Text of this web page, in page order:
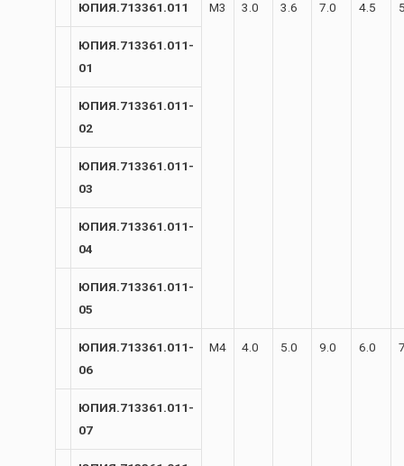
ЮПИЯ.713361.011 М3 3.0 3.6 7.0 4.5
ЮПИЯ.713361.011-
01
ЮПИЯ.713361.011-
02
ЮПИЯ.713361.011-
03
ЮПИЯ.713361.011-
04
ЮПИЯ.713361.011-
05
ЮПИЯ.713361.011-
06
М4 4.0 5.0 9.0 6.0
ЮПИЯ.713361.011-
07